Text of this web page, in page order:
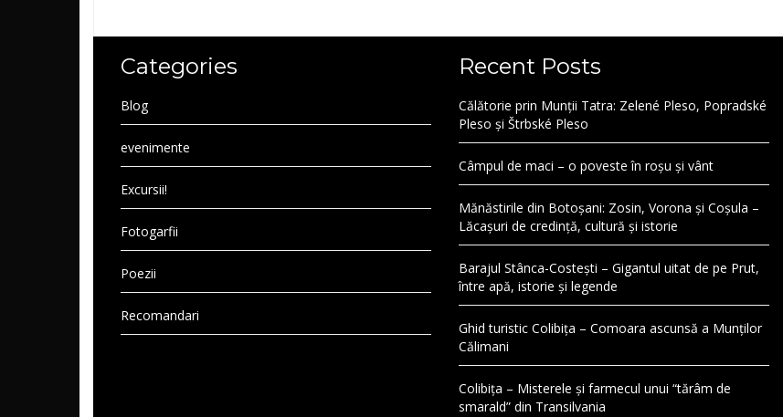
Categories
Blog
evenimente
Excursii!
Fotogarfii
Poezii
Recomandari
Recent Posts
Călătorie prin Munții Tatra: Zelené Pleso, Popradské
Pleso și Štrbské Pleso
Câmpul de maci – o poveste în roșu și vânt
Mănăstirile din Botoșani: Zosin, Vorona și Coșula –
Lăcașuri de credință, cultură și istorie
Barajul Stânca-Costești – Gigantul uitat de pe Prut,
între apă, istorie și legende
Ghid turistic Colibița – Comoara ascunsă a Munților
Călimani
Colibița – Misterele și farmecul unui “tărâm de
smarald” din Transilvania